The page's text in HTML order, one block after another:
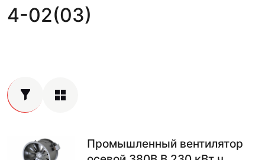
4-02(03)
Промышленный вентилятор